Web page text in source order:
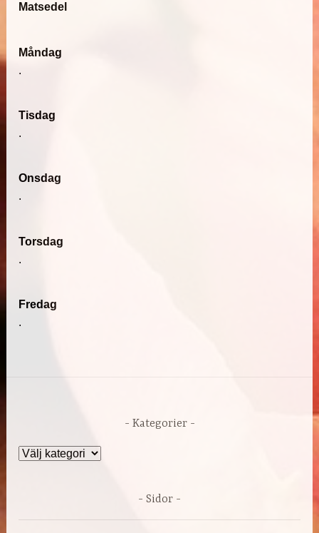
Matsedel
Måndag
.
Tisdag
.
Onsdag
.
Torsdag
.
Fredag
.
Kategorier
Kategorier
Sidor